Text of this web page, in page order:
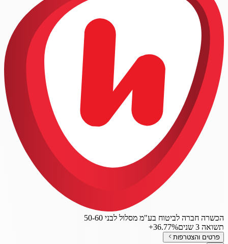
הכשרה חברה לביטוח בע"מ מסלול לבני 50-60
תשואה 3 שנים
‎+36.77%
פרטים והצטרפות